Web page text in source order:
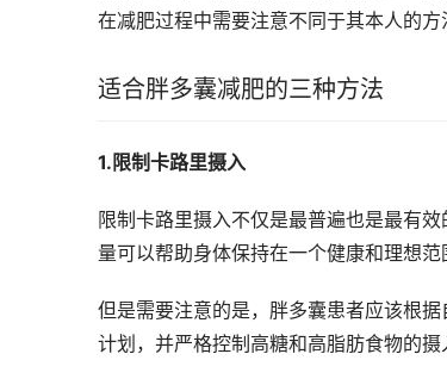
在减肥过程中需要注意不同于其本人的
适合胖多囊减肥的三种方法
1.限制卡路里摄入
限制卡路里摄入不仅是最普遍也是最有
量可以帮助身体保持在一个健康和理想
但是需要注意的是，胖多囊患者应该根
计划，并严格控制高糖和高脂肪食物的